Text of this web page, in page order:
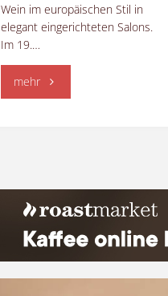
Wein im europäischen Stil in
elegant eingerichteten Salons.
Im 19.…
mehr"Slowakei"